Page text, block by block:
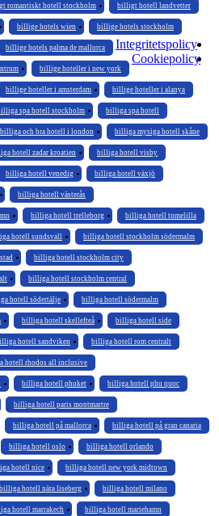
romantiskt hotell stockholm billigt hotell landvetter
billige hotels wien billige hotels stockholm
billige hotels palma de mallorca
billige hoteller i new york
billige hoteller i amsterdam billige hoteller i alanya
spa hotell stockholm billiga spa hotell
billiga och bra hotell i london billiga mysiga hotell skåne
hotell zadar kroatien billiga hotell visby
billiga hotell venedig billiga hotell växjö
billiga hotell västerås
billiga hotell trelleborg billiga hotell tomelilla
hotell sundsvall billiga hotell stockholm södermalm
billiga hotell stockholm city
billiga hotell stockholm central
hotell södertälje billiga hotell södermalm
billiga hotell skellefteå billiga hotell side
hotell sandviken billiga hotell rom centralt
hotell rhodos all inclusive
billiga hotell phuket billiga hotell phu quoc
billiga hotell paris montmartre
billiga hotell på mallorca billiga hotell på gran canaria
billiga hotell oslo billiga hotell orlando
hotell nice billiga hotell new york midtown
billiga hotell nära liseberg billiga hotell milano
hotell marrakech billiga hotell mariehamn
Integritetspolicy
Cookiepolicy